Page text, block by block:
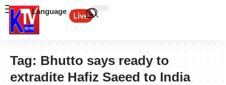
Language
Tag: Bhutto says ready to
extradite Hafiz Saeed to India